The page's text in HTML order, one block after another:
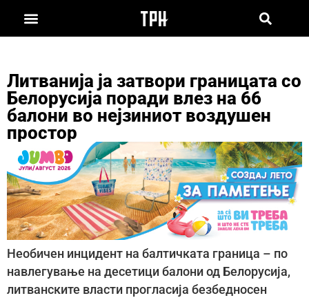
Литванија ја затвори границата со
Белорусија поради влез на 66
балони во нејзиниот воздушен
простор
Необичен инцидент на балтичката граница – по
навлегување на десетици балони од Белорусија,
литванските власти прогласија безбедносен